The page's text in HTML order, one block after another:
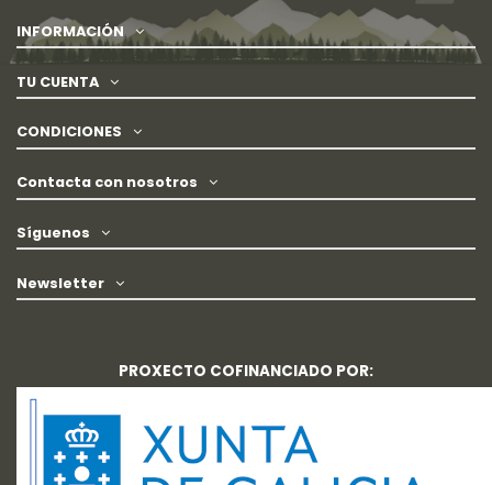
INFORMACIÓN
TU CUENTA
CONDICIONES
Contacta con nosotros
Síguenos
Newsletter
PROXECTO COFINANCIADO POR: